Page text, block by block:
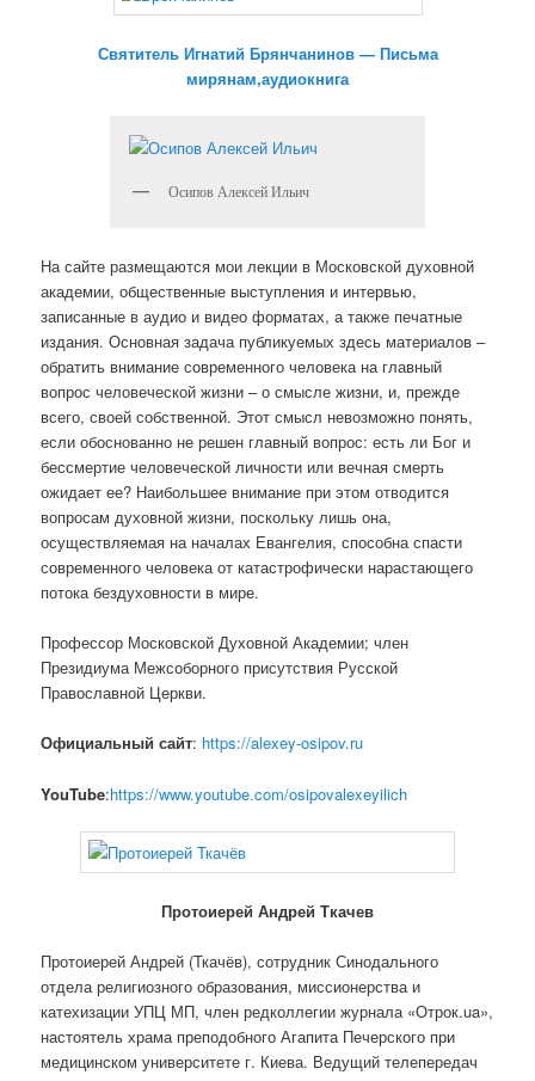
Святитель Игнатий Брянчанинов — Письма
мирянам,аудиокнига
Осипов Алексей Ильич
На сайте размещаются мои лекции в Московской духовной
академии, общественные выступления и интервью,
записанные в аудио и видео форматах, а также печатные
издания. Основная задача публикуемых здесь материалов –
обратить внимание современного человека на главный
вопрос человеческой жизни – о смысле жизни, и, прежде
всего, своей собственной. Этот смысл невозможно понять,
если обоснованно не решен главный вопрос: есть ли Бог и
бессмертие человеческой личности или вечная смерть
ожидает ее? Наибольшее внимание при этом отводится
вопросам духовной жизни, поскольку лишь она,
осуществляемая на началах Евангелия, способна спасти
современного человека от катастрофически нарастающего
потока бездуховности в мире.
Профессор Московской Духовной Академии; член
Президиума Межсоборного присутствия Русской
Православной Церкви.
Официальный сайт: https://alexey-osipov.ru
YouTube:https://www.youtube.com/osipovalexeyilich
Протоиерей Андрей Ткачев
Протоиерей Андрей (Ткачёв), сотрудник Синодального
отдела религиозного образования, миссионерства и
катехизации УПЦ МП, член редколлегии журнала «Отрок.ua»,
настоятель храма преподобного Агапита Печерского при
медицинском университете г. Киева. Ведущий телепередач